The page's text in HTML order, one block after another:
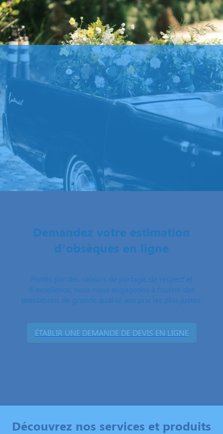
Demandez votre estimation
d’obsèques en ligne
Portés par des valeurs de partage, de respect et
d’excellence, nous nous engageons à fournir des
prestations de grande qualité aux prix les plus justes.
ÉTABLIR UNE DEMANDE DE DEVIS EN LIGNE
Découvrez nos services et produits